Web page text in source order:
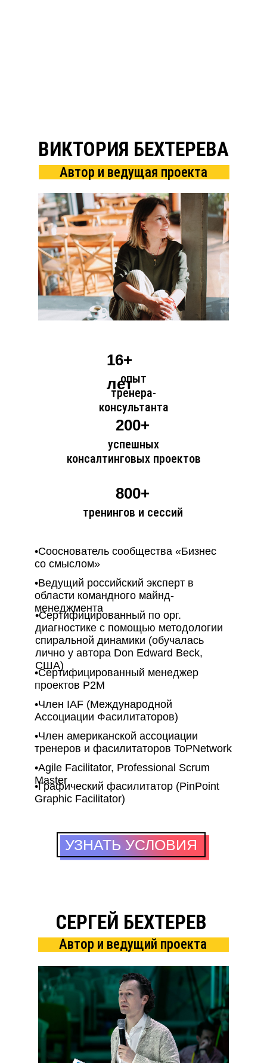
800+
тренингов и сессий
200+
успешных
консалтинговых проектов
16+
летопыт
тренера-
консультанта
•Сооснователь сообщества «Бизнес
со смыслом»
•Ведущий российский эксперт в
области командного майнд-
менеджмента
•Сертифицированный по орг.
диагностике с помощью методологии
спиральной динамики (обучалась
лично у автора Don Edward Beck,
США)
•Сертифицированный менеджер
проектов P2M
•Член IAF (Международной
Ассоциации Фасилитаторов)
•Член американской ассоциации
тренеров и фасилитаторов ToPNetwork
•Agile Facilitator, Professional Scrum
Master
•Графический фасилитатор (PinPoint
Graphic Facilitator)
УЗНАТЬ УСЛОВИЯ
Автор и ведущая проекта
ВИКТОРИЯ БЕХТЕРЕВА
СЕРГЕЙ БЕХТЕРЕВ
Автор и ведущий проекта